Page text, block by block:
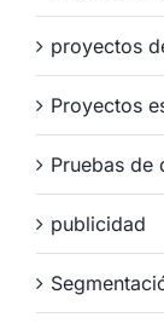
proyectos
Proyectos
Pruebas de
publicidad